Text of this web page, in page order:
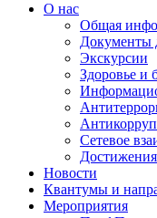
О нас
Общая
Документы
Экскурсии
Здоровье и
Сетевое
Новости
Квантумы и
Мероприятия